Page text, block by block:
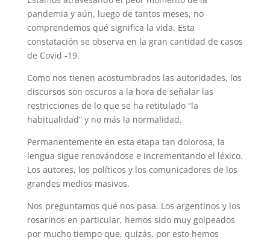
p
m
s
t
k
pandemia y aún, luego de tantos meses, no
comprendemos qué significa la vida. Esta
constatación se observa en la gran cantidad de casos
de Covid -19.
Como nos tienen acostumbrados las autoridades, los
discursos son oscuros a la hora de señalar las
restricciones de lo que se ha retitulado “la
habitualidad” y no más la normalidad.
Permanentemente en esta etapa tan dolorosa, la
lengua sigue renovándose e incrementando el léxico.
Los autores, los políticos y los comunicadores de los
grandes medios masivos.
Nos preguntamos qué nos pasa. Los argentinos y los
rosarinos en particular, hemos sido muy golpeados
por mucho tiempo que, quizás, por esto hemos